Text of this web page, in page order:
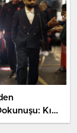
Kış
Değil,